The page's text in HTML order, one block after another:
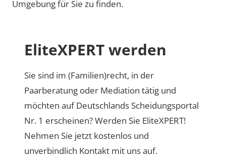
Umgebung für Sie zu finden.
EliteXPERT werden
Sie sind im (Familien)recht, in der
Paarberatung oder Mediation tätig und
möchten auf Deutschlands Scheidungsportal
Nr. 1 erscheinen? Werden Sie EliteXPERT!
Nehmen Sie jetzt kostenlos und
unverbindlich Kontakt mit uns auf.